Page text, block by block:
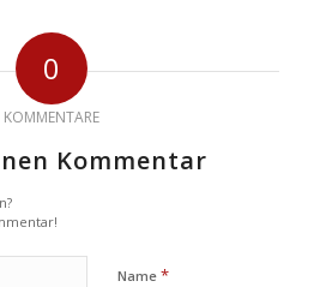
0
KOMMENTARE
Kommentar
Name *